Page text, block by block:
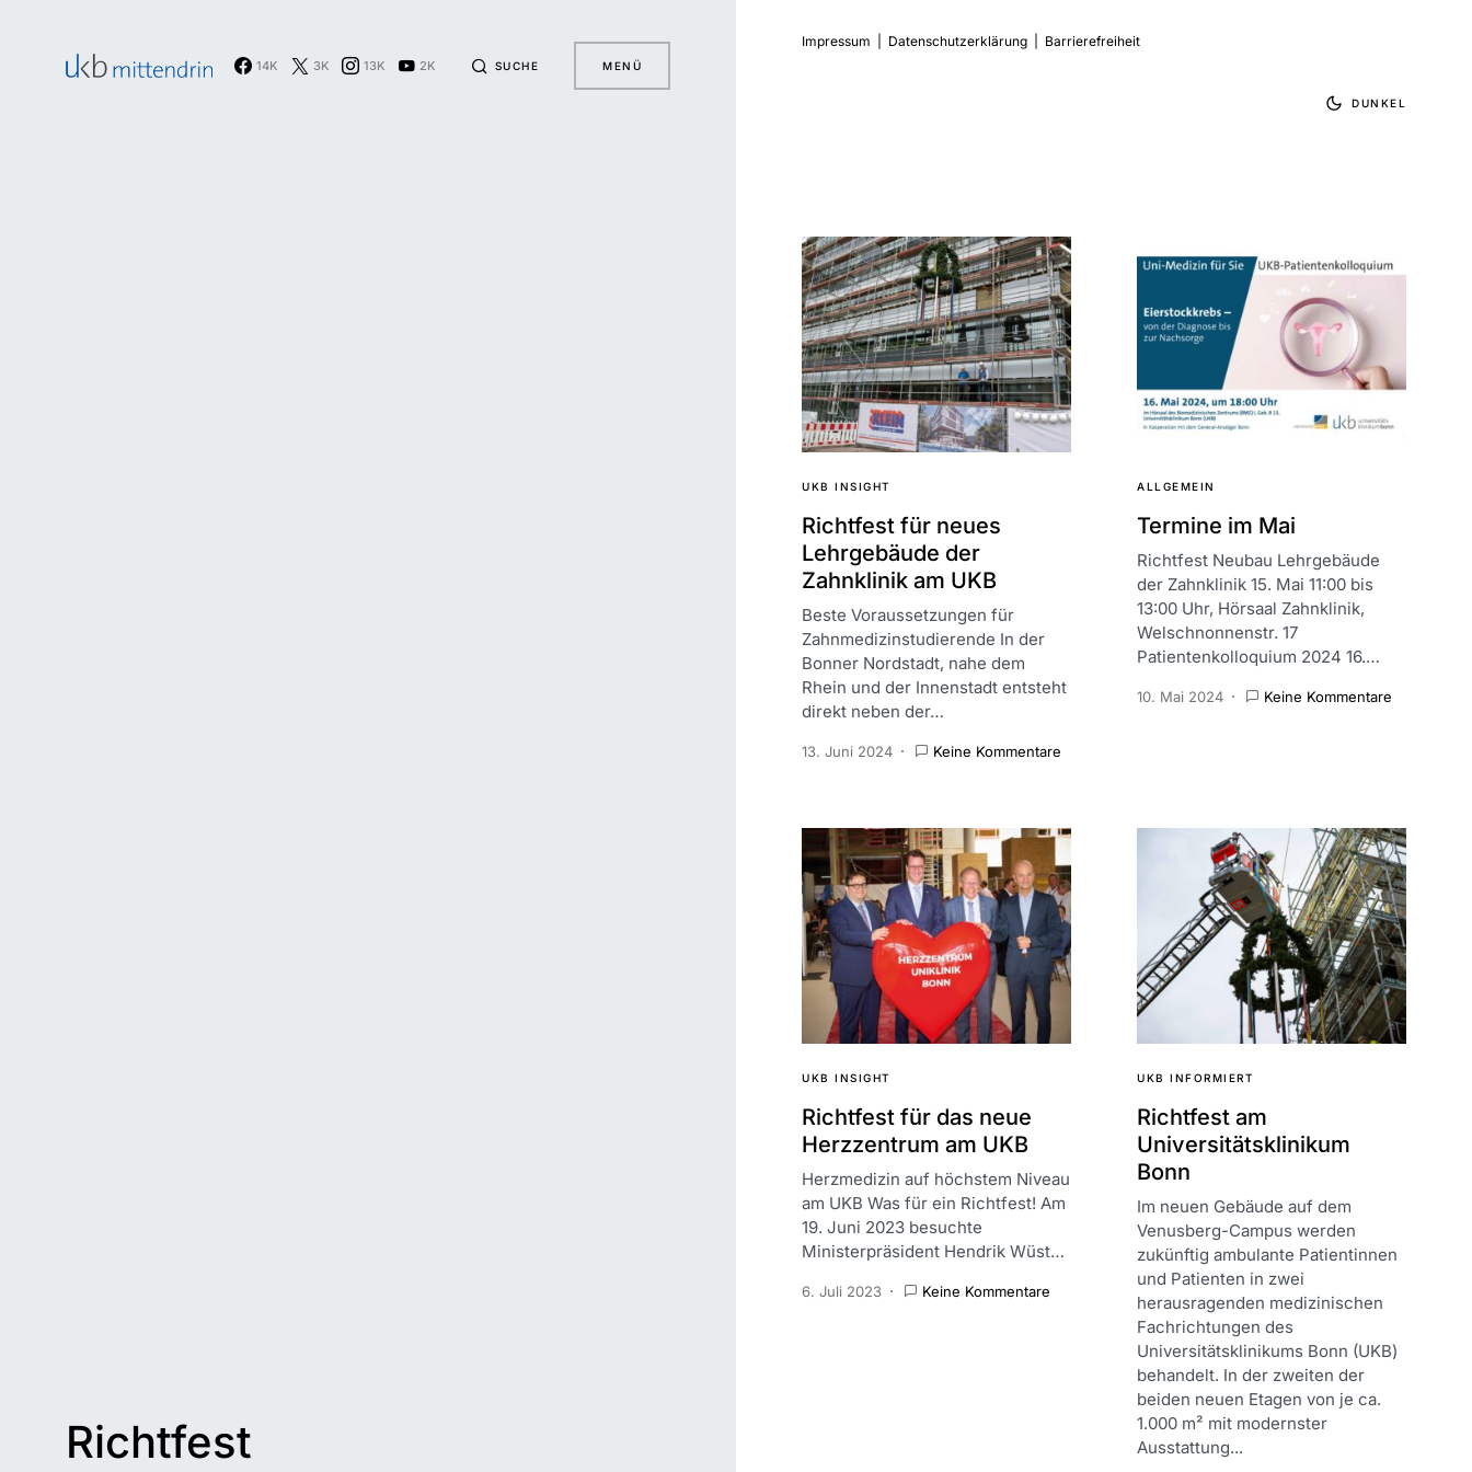
14K 3K 13K 2K SUCHE MENÜ
Richtfest
Impressum Datenschutzerklärung Barrierefreiheit
DUNKEL
UKB INSIGHT
Richtfest für neues
Lehrgebäude der
Zahnklinik am UKB
Beste Voraussetzungen für
Zahnmedizinstudierende In der
Bonner Nordstadt, nahe dem
Rhein und der Innenstadt entsteht
direkt neben der…
13. Juni 2024 Keine Kommentare
ALLGEMEIN
Termine im Mai
Richtfest Neubau Lehrgebäude
der Zahnklinik 15. Mai 11:00 bis
13:00 Uhr, Hörsaal Zahnklinik,
Welschnonnenstr. 17
Patientenkolloquium 2024 16.…
10. Mai 2024 Keine Kommentare
UKB INSIGHT
Richtfest für das neue
Herzzentrum am UKB
Herzmedizin auf höchstem Niveau
am UKB Was für ein Richtfest! Am
19. Juni 2023 besuchte
Ministerpräsident Hendrik Wüst…
6. Juli 2023 Keine Kommentare
UKB INFORMIERT
Richtfest am
Universitätsklinikum
Bonn
Im neuen Gebäude auf dem
Venusberg-Campus werden
zukünftig ambulante Patientinnen
und Patienten in zwei
herausragenden medizinischen
Fachrichtungen des
Universitätsklinikums Bonn (UKB)
behandelt. In der zweiten der
beiden neuen Etagen von je ca.
1.000 m² mit modernster
Ausstattung...